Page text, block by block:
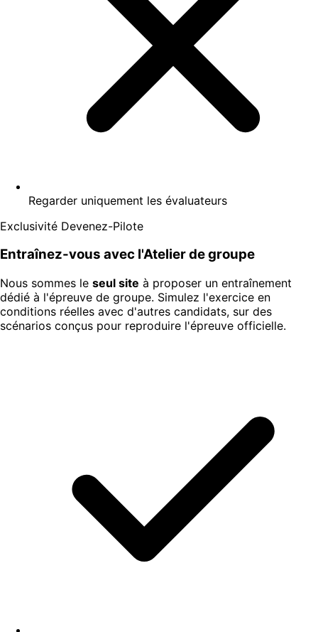
Regarder uniquement les évaluateurs
Exclusivité Devenez-Pilote
Entraînez-vous avec l'Atelier de groupe
Nous sommes le seul site à proposer un entraînement
dédié à l'épreuve de groupe. Simulez l'exercice en
conditions réelles avec d'autres candidats, sur des
scénarios conçus pour reproduire l'épreuve officielle.